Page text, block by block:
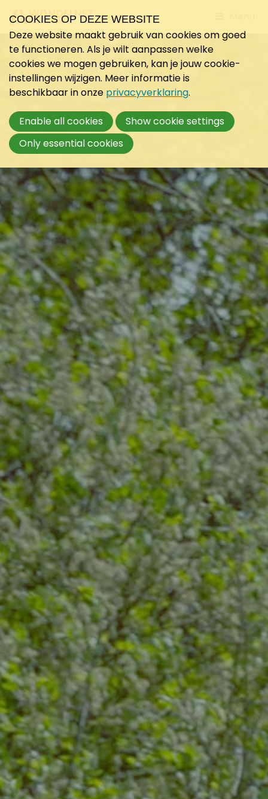
to
COOKIES OP DEZE WEBSITE
Deze website maakt gebruik van cookies om goed
te functioneren. Als je wilt aanpassen welke
cookies we mogen gebruiken, kan je jouw cookie-
instellingen wijzigen. Meer informatie is
beschikbaar in onze privacyverklaring.
Enable all cookies
Show cookie settings
Only essential cookies